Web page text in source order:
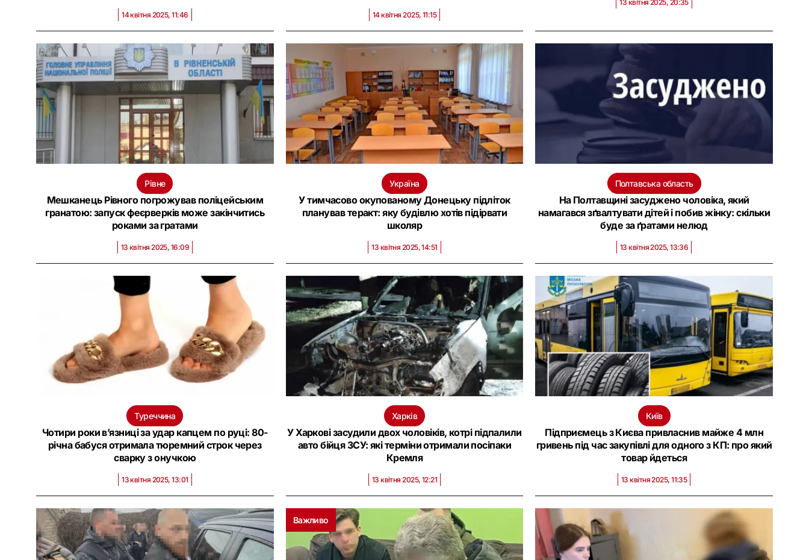
14 квітня 2025, 11:46 14 квітня 2025, 11:15
13 квітня 2025, 20:35
Рівне
Мешканець Рівного погрожував поліцейським
гранатою: запуск феєрверків може закінчитись
роками за гратами
13 квітня 2025, 16:09
Україна
У тимчасово окупованому Донецьку підліток
планував теракт: яку будівлю хотів підірвати
школяр
13 квітня 2025, 14:51
Полтавська область
На Полтавщині засуджено чоловіка, який
намагався зґвалтувати дітей і побив жінку: скільки
буде за ґратами нелюд
13 квітня 2025, 13:36
Туреччина
Чотири роки в’язниці за удар капцем по руці: 80-
річна бабуся отримала тюремний строк через
сварку з онучкою
13 квітня 2025, 13:01
Харків
У Харкові засудили двох чоловіків, котрі підпалили
авто бійця ЗСУ: які терміни отримали посіпаки
Кремля
13 квітня 2025, 12:21
Київ
Підприємець з Києва привласнив майже 4 млн
гривень під час закупівлі для одного з КП: про який
товар йдеться
13 квітня 2025, 11:35
Важливо